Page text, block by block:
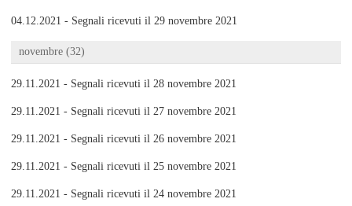
04.12.2021 - Segnali ricevuti il 29 novembre 2021
novembre (32)
29.11.2021 - Segnali ricevuti il 28 novembre 2021
29.11.2021 - Segnali ricevuti il 27 novembre 2021
29.11.2021 - Segnali ricevuti il 26 novembre 2021
29.11.2021 - Segnali ricevuti il 25 novembre 2021
29.11.2021 - Segnali ricevuti il 24 novembre 2021